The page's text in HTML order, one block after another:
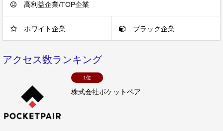
高利益企業/TOP企業
ホワイト企業 ブラック企業
アクセス数ランキング
1位
株式会社ポケットペア